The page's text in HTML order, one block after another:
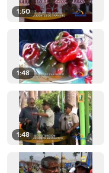
1:50
1:48
1:48